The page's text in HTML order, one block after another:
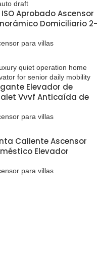
ISO Aprobado Ascensor
Domiciliario 2-
de Pasajeros sin
para villas
Elevador de
Vvvf Anticaída de
para villas
Caliente Ascensor
Elevador
3 Plantas Ascensor
para villas